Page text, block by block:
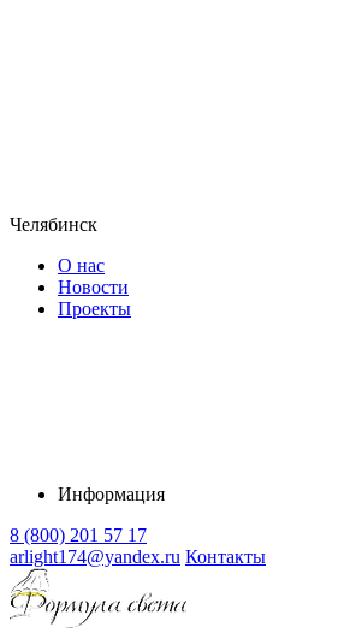
Челябинск
О нас
Новости
Проекты
Информация
8 (800) 201 57 17
arlight174@yandex.ru Контакты